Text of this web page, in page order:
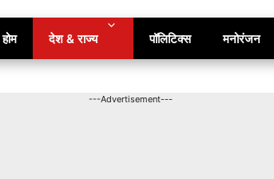
होम देश & राज्य पॉलिटिक्स मनोरंजन
---Advertisement---